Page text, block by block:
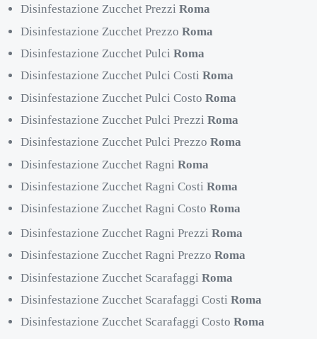
Disinfestazione Zucchet PrezziRoma
Disinfestazione Zucchet PrezzoRoma
Disinfestazione Zucchet PulciRoma
Disinfestazione Zucchet Pulci CostiRoma
Disinfestazione Zucchet Pulci CostoRoma
Disinfestazione Zucchet Pulci PrezziRoma
Disinfestazione Zucchet Pulci PrezzoRoma
Disinfestazione Zucchet RagniRoma
Disinfestazione Zucchet Ragni CostiRoma
Disinfestazione Zucchet Ragni CostoRoma
Disinfestazione Zucchet Ragni PrezziRoma
Disinfestazione Zucchet Ragni PrezzoRoma
Disinfestazione Zucchet ScarafaggiRoma
Disinfestazione Zucchet Scarafaggi CostiRoma
Disinfestazione Zucchet Scarafaggi CostoRoma